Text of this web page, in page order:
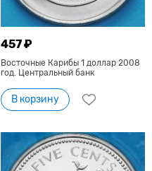
457 ₽
Восточные Карибы 1 доллар 2008
год. Центральный банк
В корзину